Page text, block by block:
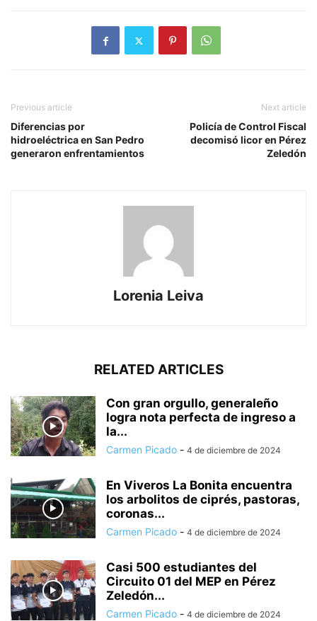
Previous article
Diferencias por
hidroeléctrica en San Pedro
generaron enfrentamientos
Next article
Policía de Control Fiscal
decomisó licor en Pérez
Zeledón
Lorenia Leiva
RELATED ARTICLES
Con gran orgullo, generaleño
logra nota perfecta de ingreso a
la...
Carmen Picado - 4 de diciembre de 2024
En Viveros La Bonita encuentra
los arbolitos de ciprés, pastoras,
coronas...
Carmen Picado - 4 de diciembre de 2024
Casi 500 estudiantes del
Circuito 01 del MEP en Pérez
Zeledón...
Carmen Picado - 4 de diciembre de 2024